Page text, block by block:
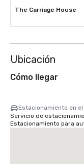
The Carriage House
Ubicación
Cómo llegar
Estacionamiento en el
Servicio de
Estacionamiento para